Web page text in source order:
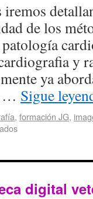
de los
y
ya
… Sigue
, formación JG,
digital